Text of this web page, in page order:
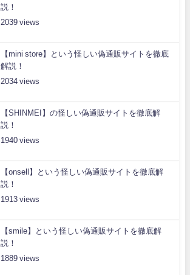
説！
2039
【mini store】という怪しい偽通販サイトを徹底
解説！
2034
【SHINMEI】の怪しい偽通販サイトを徹底解
説！
1940
【onsell】という怪しい偽通販サイトを徹底解
説！
1913
【smile】という怪しい偽通販サイトを徹底解
説！
1889